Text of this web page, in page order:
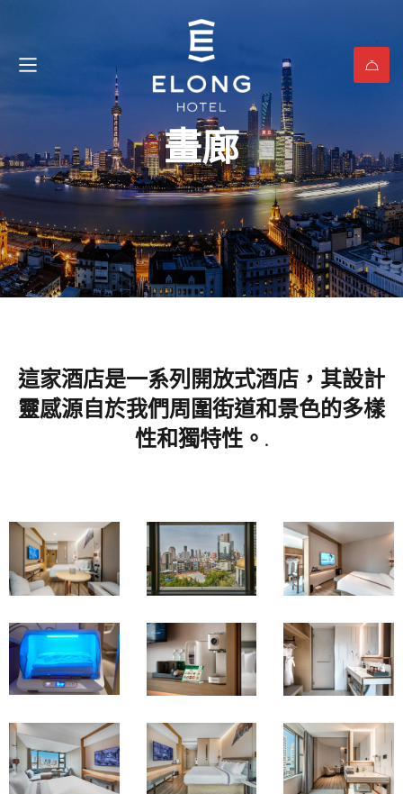
畫廊
這家酒店是一系列開放式酒店，其設計
靈感源自於我們周圍街道和景色的多樣
性和獨特性。.